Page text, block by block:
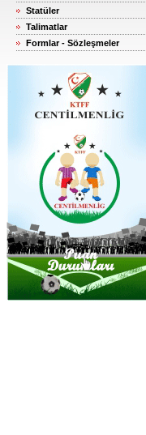
Statüler
Talimatlar
Formlar - Sözleşmeler